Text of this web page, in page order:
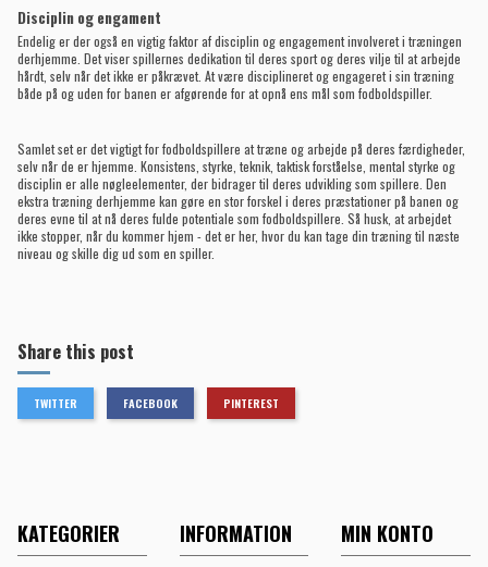
Disciplin og engament
Endelig er der også en vigtig faktor af disciplin og engagement involveret i træningen
derhjemme. Det viser spillernes dedikation til deres sport og deres vilje til at arbejde
hårdt, selv når det ikke er påkrævet. At være disciplineret og engageret i sin træning
både på og uden for banen er afgørende for at opnå ens mål som fodboldspiller.
Samlet set er det vigtigt for fodboldspillere at træne og arbejde på deres færdigheder,
selv når de er hjemme. Konsistens, styrke, teknik, taktisk forståelse, mental styrke og
disciplin er alle nøgleelementer, der bidrager til deres udvikling som spillere. Den
ekstra træning derhjemme kan gøre en stor forskel i deres præstationer på banen og
deres evne til at nå deres fulde potentiale som fodboldspillere. Så husk, at arbejdet
ikke stopper, når du kommer hjem - det er her, hvor du kan tage din træning til næste
niveau og skille dig ud som en spiller.
Share this post
TWITTER FACEBOOK PINTEREST
KATEGORIER INFORMATION MIN KONTO